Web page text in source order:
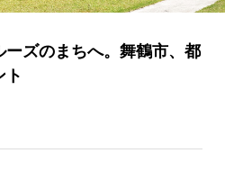
ズのまちへ。舞鶴市、都
ト